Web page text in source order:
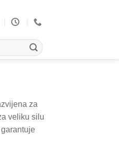
za
veliku silu